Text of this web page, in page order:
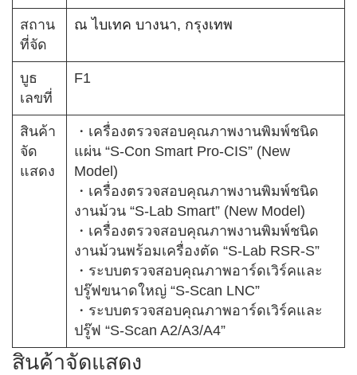
สถาน
ที่จัด
ณ ไบเทค บางนา, กรุงเทพ
บูธ
เลขที่
F1
สินค้า
จัด
แสดง
・เครื่องตรวจสอบคุณภาพงานพิมพ์ชนิด
แผ่น “S-Con Smart Pro-CIS” (New
Model)
・เครื่องตรวจสอบคุณภาพงานพิมพ์ชนิด
งานม้วน “S-Lab Smart” (New Model)
・เครื่องตรวจสอบคุณภาพงานพิมพ์ชนิด
งานม้วนพร้อมเครื่องตัด “S-Lab RSR-S”
・ระบบตรวจสอบคุณภาพอาร์ดเวิร์คและ
ปรู๊ฟขนาดใหญ่ “S-Scan LNC”
・ระบบตรวจสอบคุณภาพอาร์ดเวิร์คและ
ปรู๊ฟ “S-Scan A2/A3/A4”
สินค้าจัดแสดง